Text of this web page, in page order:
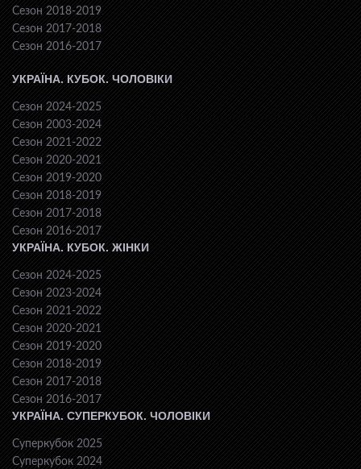
Сезон 2018-2019
Сезон 2017-2018
Сезон 2016-2017
УКРАЇНА. КУБОК. ЧОЛОВІКИ
Сезон 2024-2025
Сезон 2003-2024
Сезон 2021-2022
Сезон 2020-2021
Сезон 2019-2020
Сезон 2018-2019
Сезон 2017-2018
Сезон 2016-2017
УКРАЇНА. КУБОК. ЖІНКИ
Сезон 2024-2025
Сезон 2023-2024
Сезон 2021-2022
Сезон 2020-2021
Сезон 2019-2020
Сезон 2018-2019
Сезон 2017-2018
Сезон 2016-2017
УКРАЇНА. СУПЕРКУБОК. ЧОЛОВІКИ
Суперкубок 2025
Суперкубок 2024